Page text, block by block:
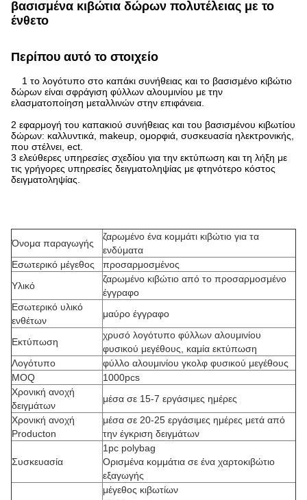
βασισμένα κιβώτια δώρων πολυτέλειας με το
ένθετο
Περίπου αυτό το στοιχείο
1 το λογότυπο στο καπάκι συνήθειας και το βασισμένο κιβώτιο
δώρων είναι σφράγιση φύλλων αλουμινίου με την
ελασματοποίηση μεταλλινών στην επιφάνεια.
2 εφαρμογή του καπακιού συνήθειας και του βασισμένου κιβωτίου
δώρων: καλλυντικά, makeup, ομορφιά, συσκευασία ηλεκτρονικής,
που στέλνει, ect.
3 ελεύθερες υπηρεσίες σχεδίου για την εκτύπωση και τη λήξη με
τις γρήγορες υπηρεσίες δειγματοληψίας με φτηνότερο κόστος
δειγματοληψίας.
Όνομα παραγωγής
ζαρωμένο ένα κομμάτι κιβώτιο για τα
ενδύματα
Εσωτερικό μέγεθος
προσαρμοσμένος
Υλικό
ζαρωμένο κιβώτιο από το προσαρμοσμένο
έγγραφο
Εσωτερικό υλικό
ενθέτων
μαύρο έγγραφο
Εκτύπωση
χρυσό λογότυπο φύλλων αλουμινίου
φυσικού μεγέθους, καμία εκτύπωση
Λογότυπο
φύλλο αλουμινίου γκολφ φυσικού μεγέθους
MOQ
1000pcs
Χρονική ανοχή
δειγμάτων
μέσα σε 15-7 εργάσιμες ημέρες
Χρονική ανοχή
Producton
μέσα σε 20-25 εργάσιμες ημέρες μετά από
την έγκριση δειγμάτων
Συσκευασία
1pc polybag
Ορισμένα κομμάτια σε ένα χαρτοκιβώτιο
εξαγωγής
μέγεθος κιβωτίων